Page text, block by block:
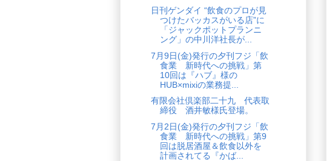
日刊ゲンダイ “飲食のプロが見
つけたバッカスがいる店”に
「ジャックポットプランニ
ング」の中川洋社長が...
7月9日(金)発行の夕刊フジ「飲
食業 新時代への挑戦」第
10回は『ハブ』様の
HUB×mixiの業務提...
有限会社倶楽部二十九 代表取
締役 酒井敏様氏登場。
7月2日(金)発行の夕刊フジ「飲
食業 新時代への挑戦」第9
回は脱居酒屋＆飲食以外を
計画されてる『かば...